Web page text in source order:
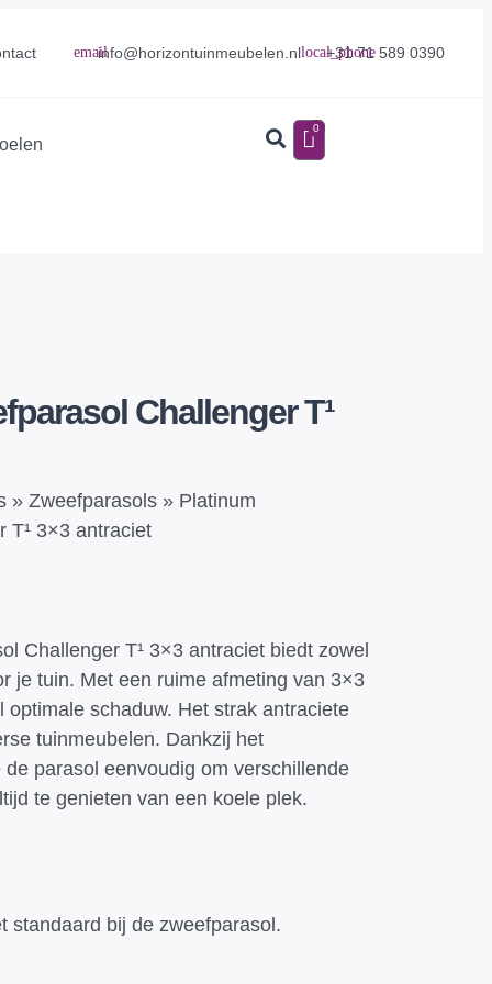
info@horizontuinmeubelen.nl +31 71 589 0390
0
Challenger T¹
» Zweefparasols » Platinum
T¹ 3×3 antraciet
Challenger T¹ 3×3 antraciet biedt zowel
je tuin. Met een ruime afmeting van 3×3
optimale schaduw. Het strak antraciete
tuinmeubelen. Dankzij het
parasol eenvoudig om verschillende
te genieten van een koele plek.
standaard bij de zweefparasol.